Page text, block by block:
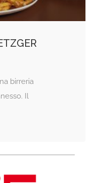
birreria
Il